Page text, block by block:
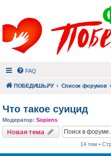
FAQ
ПОБЕДИШЬ.РУ Список форумов
Что такое суицид
Модератор: Sopiens
Новая тема
14 тем •